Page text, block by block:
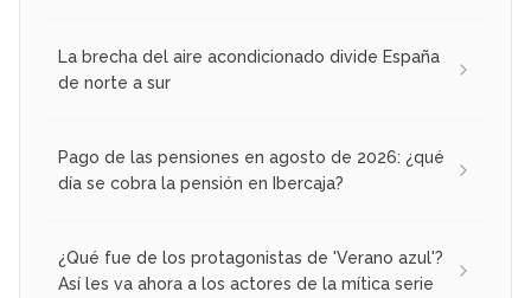
La brecha del aire acondicionado divide España
de norte a sur
Pago de las pensiones en agosto de 2026: ¿qué
día se cobra la pensión en Ibercaja?
¿Qué fue de los protagonistas de 'Verano azul'?
Así les va ahora a los actores de la mítica serie